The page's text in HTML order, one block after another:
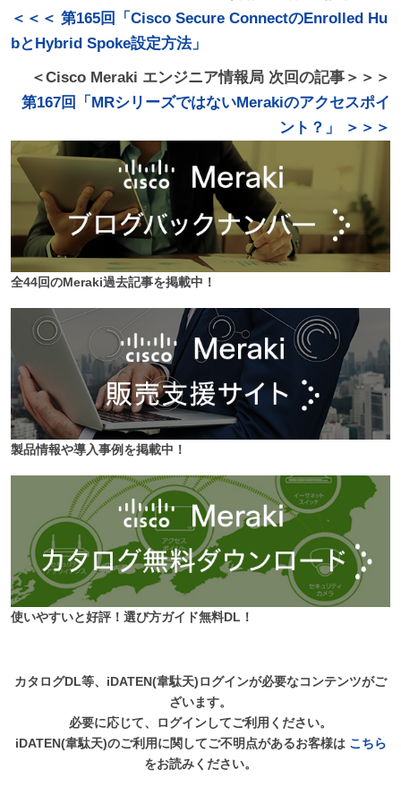
＜＜＜ 第165回「Cisco Secure ConnectのEnrolled Hu
bとHybrid Spoke設定方法」
＜Cisco Meraki エンジニア情報局 次回の記事＞＞＞
第167回「MRシリーズではないMerakiのアクセスポイ
ント？」 ＞＞＞
全44回のMeraki過去記事を掲載中！
製品情報や導入事例を掲載中！
使いやすいと好評！選び方ガイド無料DL！
カタログDL等、iDATEN(韋駄天)ログインが必要なコンテンツがご
ざいます。
必要に応じて、ログインしてご利用ください。
iDATEN(韋駄天)のご利用に関してご不明点があるお客様は こちら
をお読みください。